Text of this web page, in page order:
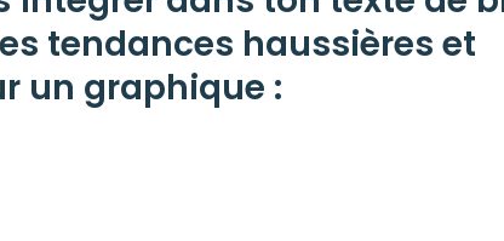
tendances haussières et
un graphique :